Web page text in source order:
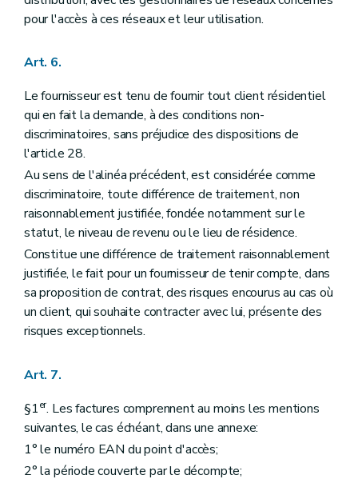
pour l'accès à ces réseaux et leur utilisation.
Art. 6.
Le fournisseur est tenu de fournir tout client résidentiel
qui en fait la demande, à des conditions non-
discriminatoires, sans préjudice des dispositions de
l'article 28.
Au sens de l'alinéa précédent, est considérée comme
discriminatoire, toute différence de traitement, non
raisonnablement justifiée, fondée notamment sur le
statut, le niveau de revenu ou le lieu de résidence.
Constitue une différence de traitement raisonnablement
justifiée, le fait pour un fournisseur de tenir compte, dans
sa proposition de contrat, des risques encourus au cas où
un client, qui souhaite contracter avec lui, présente des
risques exceptionnels.
Art. 7.
§1er. Les factures comprennent au moins les mentions
suivantes, le cas échéant, dans une annexe:
1° le numéro EAN du point d'accès;
2° la période couverte par le décompte;